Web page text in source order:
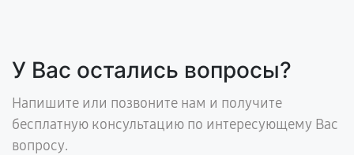
У Вас остались вопросы?
Напишите или позвоните нам и получите
бесплатную консультацию по интересующему Вас
вопросу.